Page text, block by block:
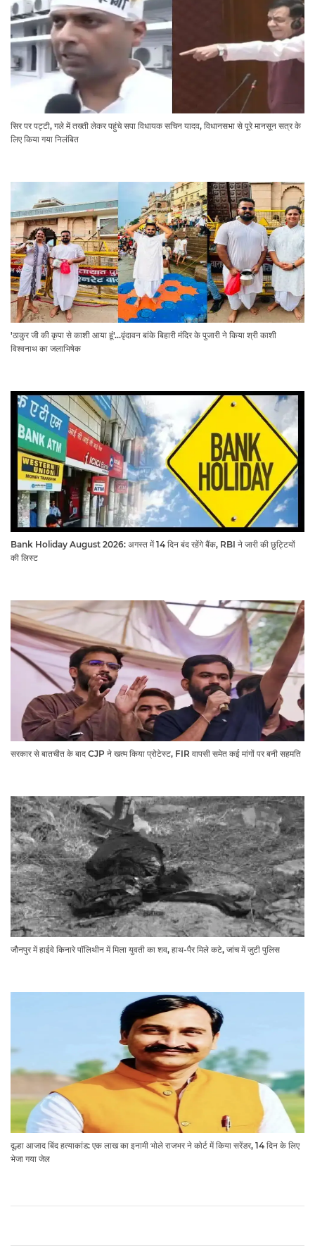
सिर पर पट्टी, गले में तख्ती लेकर पहुंचे सपा विधायक सचिन यादव, विधानसभा से पूरे मानसून सत्र के
लिए किया गया निलंबित
'ठाकुर जी की कृपा से काशी आया हूं'...वृंदावन बांके बिहारी मंदिर के पुजारी ने किया श्री काशी
विश्वनाथ का जलाभिषेक
Bank Holiday August 2026: अगस्त में 14 दिन बंद रहेंगे बैंक, RBI ने जारी की छुट्टियों
की लिस्ट​​​​​​​
सरकार से बातचीत के बाद CJP ने खत्म किया प्रोटेस्ट, FIR वापसी समेत कई मांगों पर बनी सहमति
जौनपुर में हाईवे किनारे पॉलिथीन में मिला युवती का शव, हाथ-पैर मिले कटे, जांच में जुटी पुलिस
दूल्हा आजाद बिंद हत्याकांड: एक लाख का इनामी भोले राजभर ने कोर्ट में किया सरेंडर, 14 दिन के लिए
भेजा गया जेल